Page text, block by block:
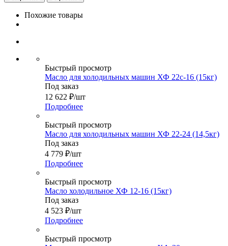
Похожие товары
Быстрый просмотр
Масло для холодильных машин ХФ 22с-16 (15кг)
Под заказ
12 622 ₽/шт
Подробнее
Быстрый просмотр
Масло для холодильных машин ХФ 22-24 (14,5кг)
Под заказ
4 779 ₽/шт
Подробнее
Быстрый просмотр
Масло холодильное ХФ 12-16 (15кг)
Под заказ
4 523 ₽/шт
Подробнее
Быстрый просмотр